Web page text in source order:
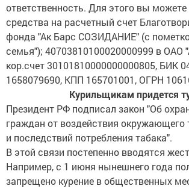
ответственность. Для этого вы можете
средства на расчетный счет
фонда "Ак Барс СОЗИДАНИЕ" (с
семья"); 40703810100020000999 в ОАО
кор.счет 30101810000000000805, БИК
1658079690, КПП 165701001, ОГРН
Курильщикам придется
Президент РФ подписал закон "Об
граждан от воздействия
и последствий потребления табака".
В этой связи постепенно вводятся
Например, с 1 июня нынешнего года
запрещено курение в общественных